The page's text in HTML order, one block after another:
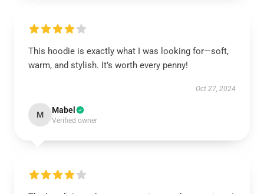
This hoodie is exactly what I was looking for—soft,
warm, and stylish. It’s worth every penny!
Oct 27, 2024
M Mabel
Verified owner